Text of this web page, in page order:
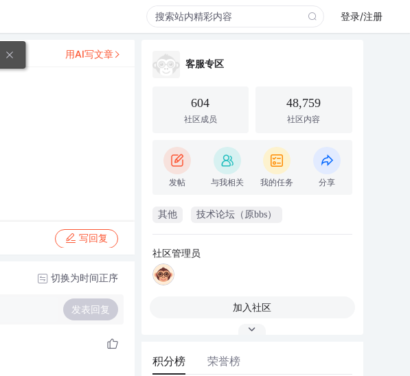
登录/注册
写回复
用AI写文章
切换为时间正序
发表回复
客服专区
604
社区成员
48,759
社区内容
发帖 与我相关 我的任务 分享
其他 技术论坛（原bbs）
社区管理员
加入社区
积分榜 荣誉榜